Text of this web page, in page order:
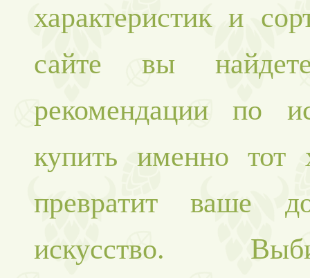
характеристик и
сайте вы
рекомендации по
купить именно тот
превратит ваше
искусство.